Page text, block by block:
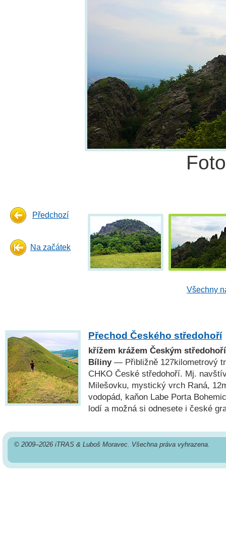
Předchozí
Na začátek
Všechny
Přechod Českého středohoří
křížem krážem Českým
Bíliny— Přibližně 127kilometrový
CHKO České středohoří. Mj.
Milešovku, mystický vrch Raná,
vodopád, kaňon Labe Porta
lodí a možná si odnesete i české
© 2009–2026 iTRAS & Luboš Moravec. Všechna práva vyhrazena.